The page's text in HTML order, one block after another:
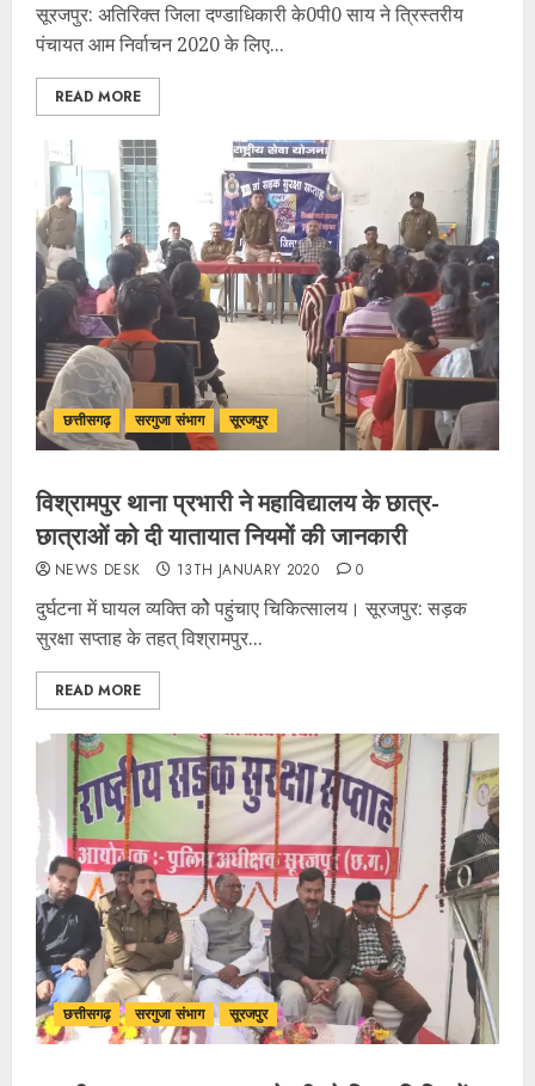
सूरजपुर: अतिरिक्त जिला दण्डाधिकारी के0पी0 साय ने त्रिस्तरीय
पंचायत आम निर्वाचन 2020 के लिए...
READ MORE
छत्तीसगढ़ सरगुजा संभाग सूरजपुर
विश्रामपुर थाना प्रभारी ने महाविद्यालय के छात्र-
छात्राओं को दी यातायात नियमों की जानकारी
NEWS DESK 13TH JANUARY 2020 0
दुर्घटना में घायल व्यक्ति कोेे पहुंचाए चिकित्सालय। सूरजपुर: सड़क
सुरक्षा सप्ताह के तहत् विश्रामपुर...
READ MORE
छत्तीसगढ़ सरगुजा संभाग सूरजपुर